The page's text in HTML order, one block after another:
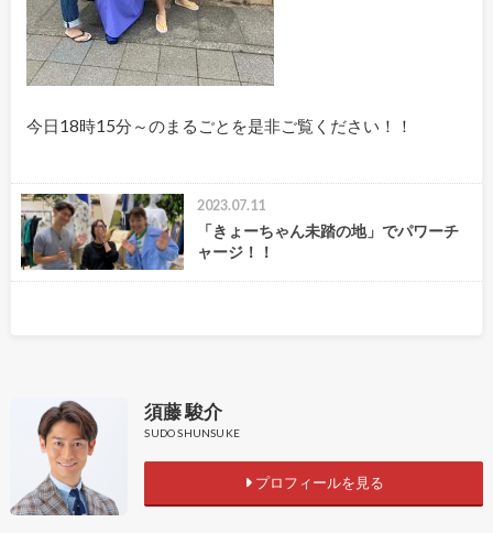
今日18時15分～のまるごとを是非ご覧ください！！
2023.07.11
「きょーちゃん未踏の地」でパワーチ
ャージ！！
須藤 駿介
SUDO SHUNSUKE
プロフィールを見る